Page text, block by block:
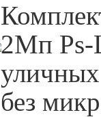
2Мп Ps-
без